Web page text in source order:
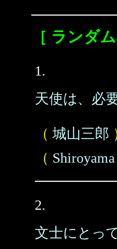
［ ランダ
1.
天使は、必
（ 城山三郎
（
2.
文士にとっ